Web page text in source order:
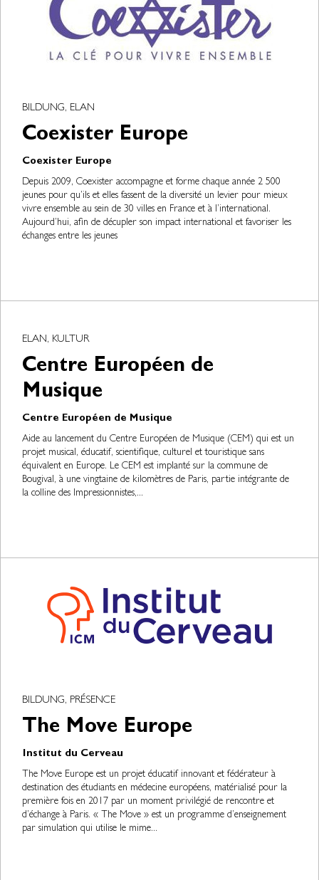
BILDUNG, ELAN
Coexister Europe
Coexister Europe
Depuis 2009, Coexister accompagne et forme chaque année 2 500
jeunes pour qu’ils et elles fassent de la diversité un levier pour mieux
vivre ensemble au sein de 30 villes en France et à l’international.
Aujourd’hui, afin de décupler son impact international et favoriser les
échanges entre les jeunes
ELAN, KULTUR
Centre Européen de
Musique
Centre Européen de Musique
Aide au lancement du Centre Européen de Musique (CEM) qui est un
projet musical, éducatif, scientifique, culturel et touristique sans
équivalent en Europe. Le CEM est implanté sur la commune de
Bougival, à une vingtaine de kilomètres de Paris, partie intégrante de
la colline des Impressionnistes,...
BILDUNG, PRÉSENCE
The Move Europe
Institut du Cerveau
The Move Europe est un projet éducatif innovant et fédérateur à
destination des étudiants en médecine européens, matérialisé pour la
première fois en 2017 par un moment privilégié de rencontre et
d’échange à Paris. « The Move » est un programme d’enseignement
par simulation qui utilise le mime...